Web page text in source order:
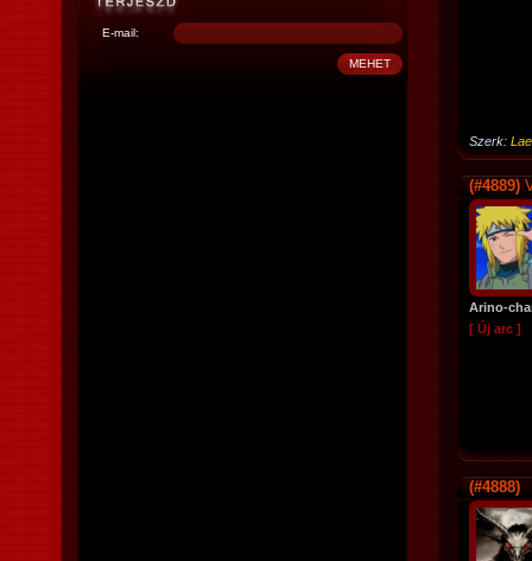
E-mail:
Szerk:
(#4889)
Arino-
[ Új arc ]
(#4888)